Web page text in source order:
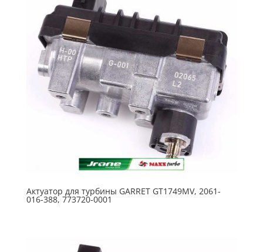
Актуатор для турбины GARRET GT1749MV, 2061-
016-388, 773720-0001